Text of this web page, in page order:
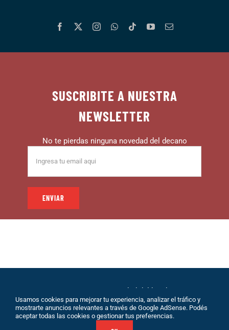
SUSCRIBITE A NUESTRA
NEWSLETTER
No te pierdas ninguna novedad del decano
© 1999 – DECANO – La comunidad del hincha |
Desarrollo: Eolio |Políticas de Privacidad|Sobre
Nosotros|Terminos de Servicio|Contacto
Usamos cookies para mejorar tu experiencia, analizar el tráfico y
mostrarte anuncios relevantes a través de Google AdSense. Podés
aceptar todas las cookies o gestionar tus preferencias.